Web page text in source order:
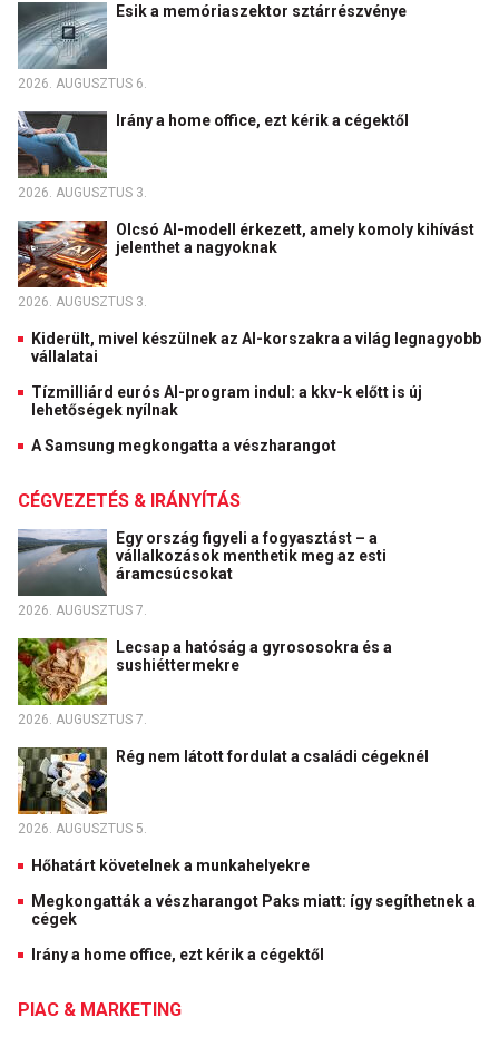
Esik a memóriaszektor sztárrészvénye
2026. AUGUSZTUS 6.
Irány a home office, ezt kérik a cégektől
2026. AUGUSZTUS 3.
Olcsó AI-modell érkezett, amely komoly kihívást
jelenthet a nagyoknak
2026. AUGUSZTUS 3.
Kiderült, mivel készülnek az AI-korszakra a világ legnagyobb
vállalatai
Tízmilliárd eurós AI-program indul: a kkv-k előtt is új
lehetőségek nyílnak
A Samsung megkongatta a vészharangot
CÉGVEZETÉS & IRÁNYÍTÁS
Egy ország figyeli a fogyasztást – a
vállalkozások menthetik meg az esti
áramcsúcsokat
2026. AUGUSZTUS 7.
Lecsap a hatóság a gyrososokra és a
sushiéttermekre
2026. AUGUSZTUS 7.
Rég nem látott fordulat a családi cégeknél
2026. AUGUSZTUS 5.
Hőhatárt követelnek a munkahelyekre
Megkongatták a vészharangot Paks miatt: így segíthetnek a
cégek
Irány a home office, ezt kérik a cégektől
PIAC & MARKETING